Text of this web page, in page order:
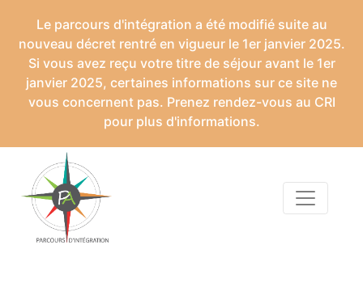
Le parcours d'intégration a été modifié suite au
nouveau décret rentré en vigueur le 1er janvier 2025.
Si vous avez reçu votre titre de séjour avant le 1er
janvier 2025, certaines informations sur ce site ne
vous concernent pas. Prenez rendez-vous au CRI
pour plus d'informations.